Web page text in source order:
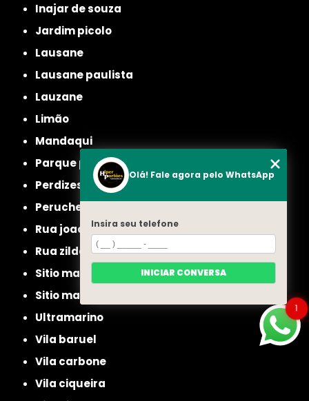
inajar de souza
jardim picolo
lausane
lausane paulista
lauzane
limão
mandaqui
parque peruche
perdizes
peruche
rua joao ruthe
rua zilda
sitio manda aqui
sitio mandaqui
ultramarino
vila baruel
vila carbone
vila ciqueira
1
Olá! Fale agora pelo WhatsApp
Insira seu telefone
INICIAR CONVERSA